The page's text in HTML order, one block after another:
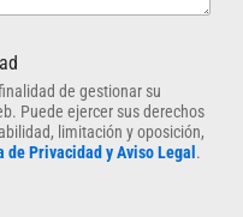
de gestionar su
Puede ejercer sus derechos
limitación y oposición,
de Privacidad y Aviso Legal .